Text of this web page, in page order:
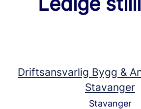
Driftsansvarlig Bygg &
Stavanger
Stavanger